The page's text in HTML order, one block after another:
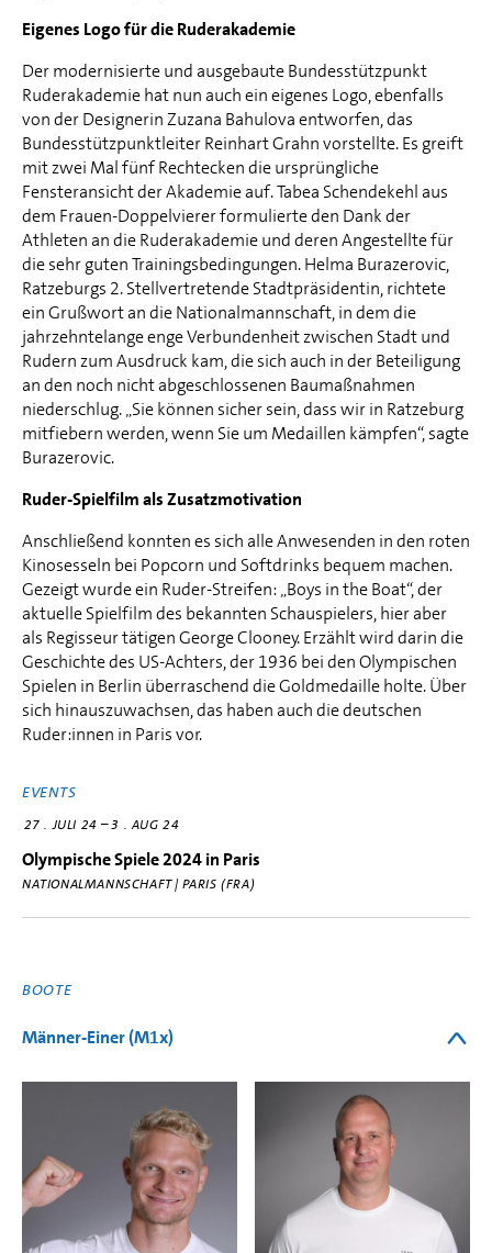
Eigenes Logo für die Ruderakademie
Der modernisierte und ausgebaute Bundesstützpunkt
Ruderakademie hat nun auch ein eigenes Logo, ebenfalls
von der Designerin Zuzana Bahulova entworfen, das
Bundesstützpunktleiter Reinhart Grahn vorstellte. Es greift
mit zwei Mal fünf Rechtecken die ursprüngliche
Fensteransicht der Akademie auf. Tabea Schendekehl aus
dem Frauen-Doppelvierer formulierte den Dank der
Athleten an die Ruderakademie und deren Angestellte für
die sehr guten Trainingsbedingungen. Helma Burazerovic,
Ratzeburgs 2. Stellvertretende Stadtpräsidentin, richtete
ein Grußwort an die Nationalmannschaft, in dem die
jahrzehntelange enge Verbundenheit zwischen Stadt und
Rudern zum Ausdruck kam, die sich auch in der Beteiligung
an den noch nicht abgeschlossenen Baumaßnahmen
niederschlug. „Sie können sicher sein, dass wir in Ratzeburg
mitfiebern werden, wenn Sie um Medaillen kämpfen“, sagte
Burazerovic.
Ruder-Spielfilm als Zusatzmotivation
Anschließend konnten es sich alle Anwesenden in den roten
Kinosesseln bei Popcorn und Softdrinks bequem machen.
Gezeigt wurde ein Ruder-Streifen: „Boys in the Boat“, der
aktuelle Spielfilm des bekannten Schauspielers, hier aber
als Regisseur tätigen George Clooney. Erzählt wird darin die
Geschichte des US-Achters, der 1936 bei den Olympischen
Spielen in Berlin überraschend die Goldmedaille holte. Über
sich hinauszuwachsen, das haben auch die deutschen
Ruder:innen in Paris vor.
EVENTS
27 JULI 24 –3 AUG 24
Olympische Spiele 2024 in Paris
NATIONALMANNSCHAFT | PARIS (FRA)
BOOTE
Männer-Einer (M1x)